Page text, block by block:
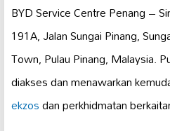
BYD Service Centre Penang –
191A, Jalan Sungai Pinang,
Town, Pulau Pinang, Malaysia.
diakses dan menawarkan
ekzosdan perkhidmatan